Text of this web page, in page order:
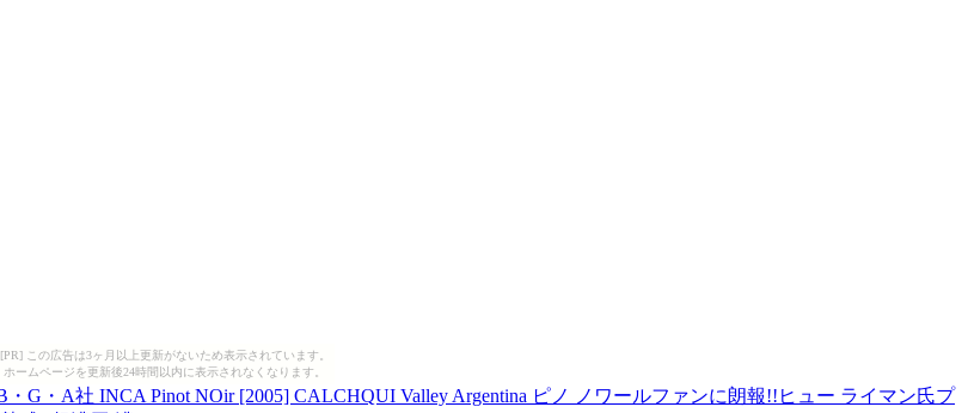
[PR] この広告は3ヶ月以上更新がないため表示されています。
ホームページを更新後24時間以内に表示されなくなります。